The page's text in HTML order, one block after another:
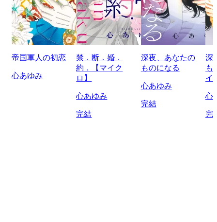
帝国軍人の初恋
心あゆみ
禁．断．婚．
約．【マイク
ロ】
心あゆみ
完結
深夜、あなたの
ものになる
心あゆみ
完結
深
も
イ
心
完